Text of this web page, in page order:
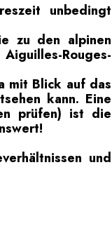
unbedingt
zu den alpinen
Rouges-
mit Blick auf das
kann. Eine
prüfen) ist die
und